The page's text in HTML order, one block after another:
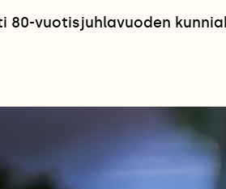
80-vuotisjuhlavuoden